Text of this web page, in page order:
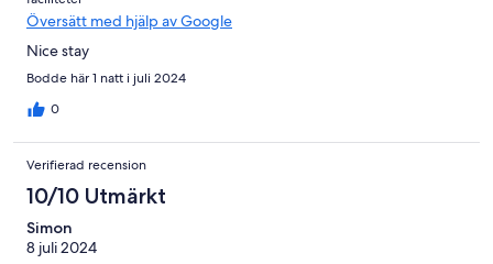
Översätt med hjälp av Google
Nice stay
Bodde här 1 natt i juli 2024
0
Verifierad recension
10/10 Utmärkt
Simon
8 juli 2024